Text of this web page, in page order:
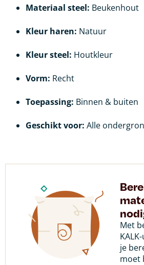
Materiaal steel: Beukenhout
Kleur haren: Natuur
Kleur steel: Houtkleur
Vorm: Recht
Toepassing: Binnen & buiten
Geschikt voor: Alle
Met
je
moet